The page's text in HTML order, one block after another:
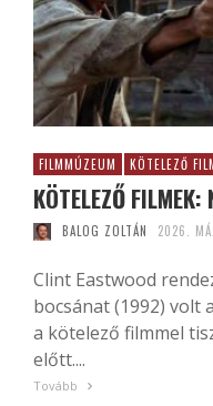
FILMMÚZEUM KÖTELEZŐ
KÖTELEZŐ
BALOG ZOLTÁN 2026.
Clint Eastwood
bocsánat (1992) volt
a kötelező filmmel
előtt....
Tovább